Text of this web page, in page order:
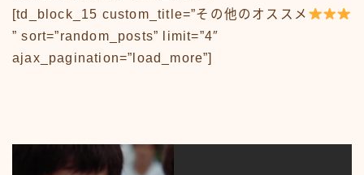
テレビ番組70-79
テレビ番組80-89
デモプリセット記事 #1
バイク
バイク80-89
[td_block_15 custom_title=”その他のオススメ
” sort=”random_posts” limit=”4″
ajax_pagination=”load_more”]